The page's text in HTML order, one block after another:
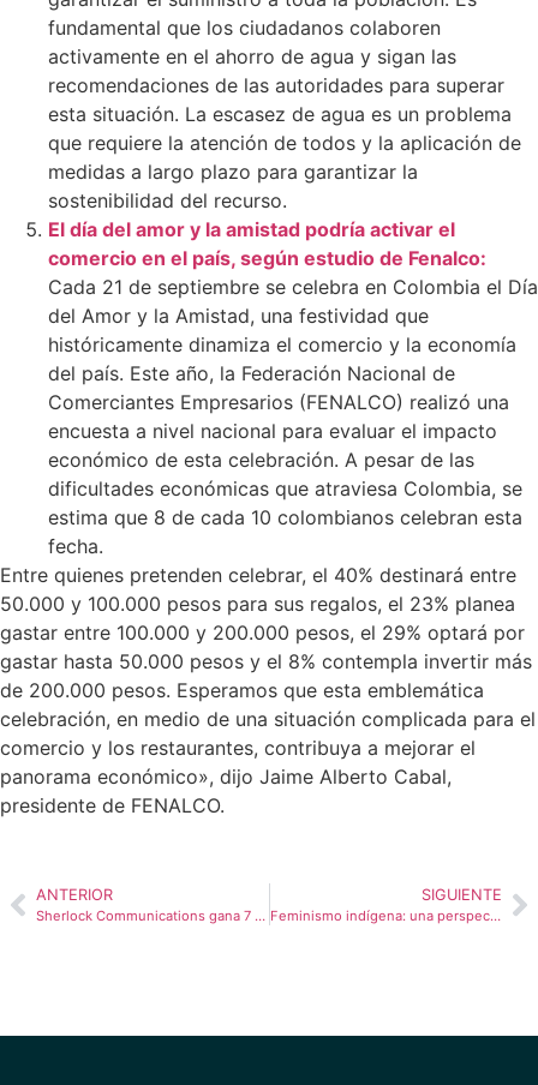
fundamental que los ciudadanos colaboren
activamente en el ahorro de agua y sigan las
recomendaciones de las autoridades para superar
esta situación. La escasez de agua es un problema
que requiere la atención de todos y la aplicación de
medidas a largo plazo para garantizar la
sostenibilidad del recurso.
El día del amor y la amistad podría activar el
comercio en el país, según estudio de Fenalco:
Cada 21 de septiembre se celebra en Colombia el Día
del Amor y la Amistad, una festividad que
históricamente dinamiza el comercio y la economía
del país. Este año, la Federación Nacional de
Comerciantes Empresarios (FENALCO) realizó una
encuesta a nivel nacional para evaluar el impacto
económico de esta celebración. A pesar de las
dificultades económicas que atraviesa Colombia, se
estima que 8 de cada 10 colombianos celebran esta
fecha.
Entre quienes pretenden celebrar, el 40% destinará entre
50.000 y 100.000 pesos para sus regalos, el 23% planea
gastar entre 100.000 y 200.000 pesos, el 29% optará por
gastar hasta 50.000 pesos y el 8% contempla invertir más
de 200.000 pesos. Esperamos que esta emblemática
celebración, en medio de una situación complicada para el
comercio y los restaurantes, contribuya a mejorar el
panorama económico», dijo Jaime Alberto Cabal,
presidente de FENALCO.
ANTERIOR
Sherlock Communications gana 7 premios en los SABRE Awards Latin America 2024
SIGUIENTE
Feminismo indígena: una perspectiva integral